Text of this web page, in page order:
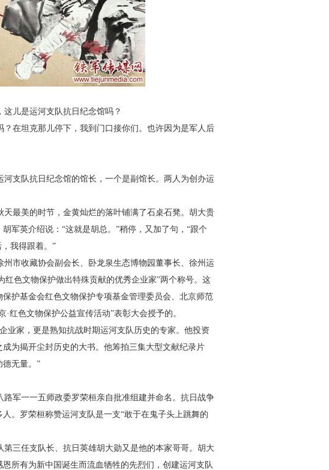
这儿是运河支队抗日纪念馆吗？
？在坦克那儿停下，我到门口接你们。 也许因为是军人后
河支队抗日纪念馆的馆长，一个是副馆长。两人为创办运
天最美的时节，金黄灿烂的落叶铺满了石桌石凳。胡大贵
军英介绍说：“这就是胡总。”稍停，又加了句，“跟个
我得跟着。”
州市收藏协会副会长、卧龙泉生态博物园董事长、徐州运
红色文物保护做出特殊贡献的优秀企业家”两个称号。这
保护基金会红色文物保护专项基金管理委员会、北京师范
·红色文物保护公益宣传活动”表彰大会授予的。
业家，更是熟知抗战时期运河支队历史的专家。他投资
为揭开尘封历史的大书。 他筹拍三集大型文献纪录片
德无量。”
路军一一五师政委罗荣桓亲自批准组建并命名。抗日战争
人。罗荣桓称赞运河支队是一支“敢于在鬼子头上跳舞的
第三任支队长、抗日英雄胡大勋又是他的本家哥哥。胡大
所有为新中国诞生而流血牺牲的先烈们，创建运河支队